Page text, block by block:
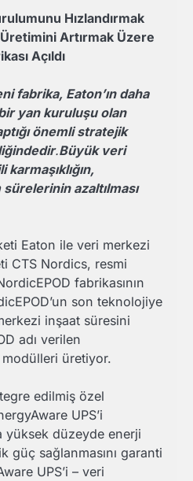
Hızlandırmak
Artırmak Üzere
Açıldı
fabrika, Eaton’ın daha
yan kuruluşu olan
önemli stratejik
.Büyük veri
azaltılması
Eaton ile veri merkezi
CTS Nordics, resmi
fabrikasının
son teknolojiye
inşaat süresini
adı verilen
modülleri üretiyor.
edilmiş özel
UPS’i
yüksek düzeyde enerji
güç sağlanmasını garanti
UPS’i – veri